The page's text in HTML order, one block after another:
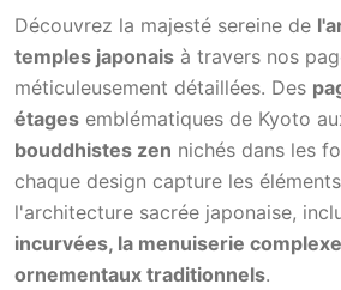
Découvrez la majesté sereine de
temples japonais à travers nos
méticuleusement détaillées. Des
étages emblématiques de Kyoto
bouddhistes zen nichés dans les
chaque design capture les
l'architecture sacrée japonaise,
incurvées, la menuiserie
ornementaux traditionnels.